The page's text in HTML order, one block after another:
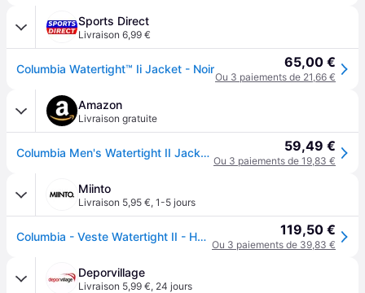
Sports Direct
Livraison 6,99 €
Columbia Watertight™ Ii Jacket - Noir 65,00 €
Ou 3 paiements de 21,66 €
Amazon
Livraison gratuite
Columbia Men's Watertight II Jacket, Classic Packable Waterproof Jacket 59,49 €
Ou 3 paiements de 19,83 €
Miinto
Livraison 5,95 €, 1-5 jours
Columbia - Veste Watertight II - Homme - Vestes - Noir - Taille: XL 119,50 €
Ou 3 paiements de 39,83 €
Deporvillage
Livraison 5,99 €, 24 jours